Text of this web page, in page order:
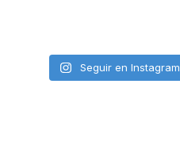
Seguir en Instagram